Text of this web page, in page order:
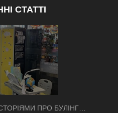
СТАТТІ
ПРО БУЛІНГ